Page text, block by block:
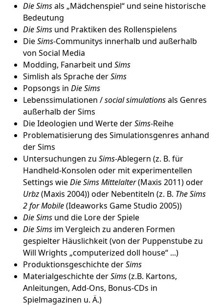
Die Simsals „Mädchenspiel“ und seine historische
Bedeutung
Die Sims und Praktiken des Rollenspielens
DieSims-Communitys innerhalb und außerhalb
von Social Media
Modding, Fanarbeit und Sims
Simlish als Sprache derSims
Popsongs in Die Sims
Lebenssimulationen /social simulationsals Genres
außerhalb der Sims
Die Ideologien und Werte derSims-Reihe
Problematisierung des Simulationsgenres anhand
der Sims
Untersuchungen zu Sims-Ablegern (z. B. für
Handheld-Konsolen oder mit experimentellen
Settings wieDie Sims Mittelalter(Maxis 2011) oder
Urbz(Maxis 2004)) oder Nebentiteln (z. B. The Sims
2for Mobile(Ideaworks Game Studio 2005))
Die Sims und die Lore der Spiele
Die Sims im Vergleich zu anderen Formen
gespielter Häuslichkeit (von der Puppenstube zu
Will Wrights „computerized doll house“ ...)
Produktionsgeschichte derSims
Materialgeschichte derSims(z.B. Kartons,
Anleitungen, Add-Ons, Bonus-CDs in
Spielmagazinen u. Ä.)